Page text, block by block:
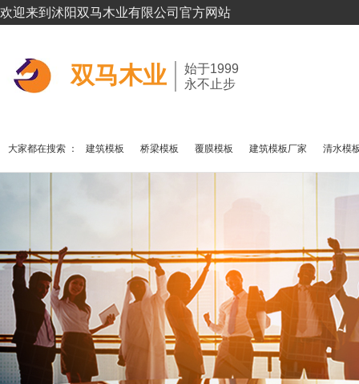
欢迎来到沭阳双马木业有限公司官方网站
双马木业
始于1999
永不止步
大家都在搜索 ： 建筑模板 桥梁模板 覆膜模板 建筑模板厂家 清水模